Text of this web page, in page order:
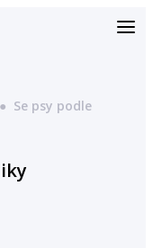
● Se psy podle